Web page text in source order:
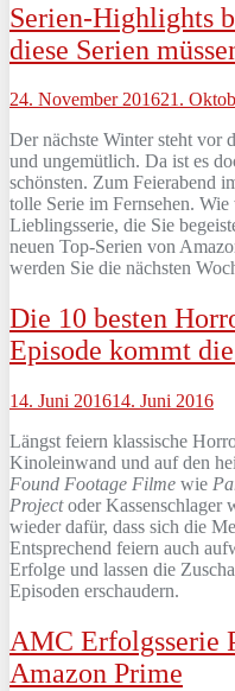
Serien-Highlights
diese Serien
24. November 201621.
Der nächste Winter steht vor
und ungemütlich. Da ist es
schönsten. Zum Feierabend
tolle Serie im Fernsehen.
Lieblingsserie, die Sie
neuen Top-Serien von
werden Sie die nächsten
Die 10 besten
Episode kommt
14. Juni 201614. Juni 2016
Längst feiern klassische
Kinoleinwand und auf den
Found Footage Filme wie
Projectoder Kassenschlager
wieder dafür, dass sich die
Entsprechend feiern auch
Erfolge und lassen die
Episoden erschaudern.
AMC Erfolgsserie
Amazon Prime